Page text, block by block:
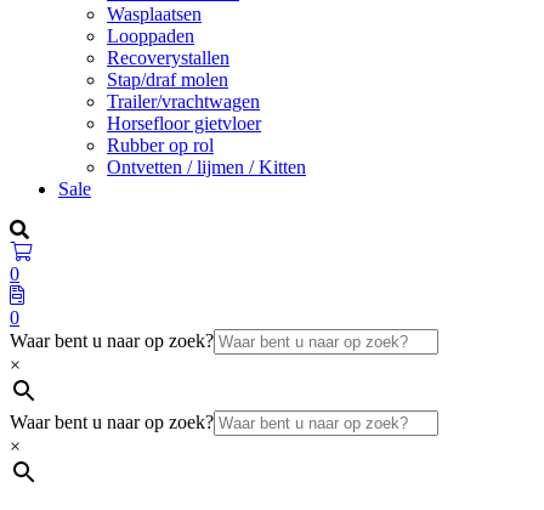
Wasplaatsen
Looppaden
Recoverystallen
Stap/draf molen
Trailer/vrachtwagen
Horsefloor gietvloer
Rubber op rol
Ontvetten / lijmen / Kitten
Sale
0
0
Waar bent u naar op zoek?
×
Waar bent u naar op zoek?
×